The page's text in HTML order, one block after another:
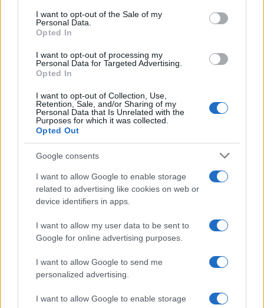
consent section.
I want to opt-out of the Sale of my
Personal Data.
Opted In
I want to opt-out of processing my
Personal Data for Targeted Advertising.
Opted In
I want to opt-out of Collection, Use,
Retention, Sale, and/or Sharing of my
Personal Data that Is Unrelated with the
Purposes for which it was collected.
Opted Out
Google consents
I want to allow Google to enable storage
related to advertising like cookies on web or
device identifiers in apps.
I want to allow my user data to be sent to
Google for online advertising purposes.
I want to allow Google to send me
personalized advertising.
I want to allow Google to enable storage
Continua a leggere
Italia, cultura e soft power: come valorizzare il nostro
Camilla Fiore · 7 Ago 2026